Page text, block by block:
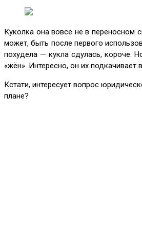
Куколка она вовсе не в переносном
может, быть после первого
похудела — кукла сдулась, короче.
«жён». Интересно, он их
Кстати, интересует вопрос
плане?